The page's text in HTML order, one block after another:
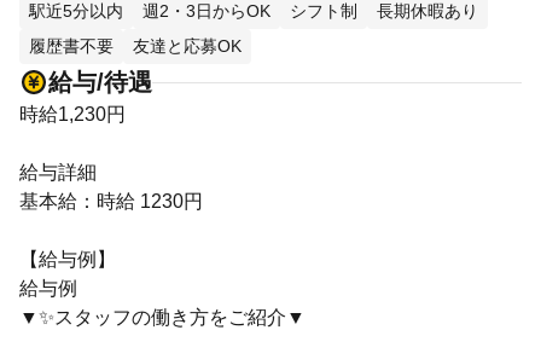
駅近5分以内
週2・3日からOK シフト制
長期休暇あり
履歴書不要
友達と応募OK
給与/待遇
時給1,230円
給与詳細
基本給：時給 1230円
【給与例】
給与例
▼✨スタッフの働き方をご紹介▼